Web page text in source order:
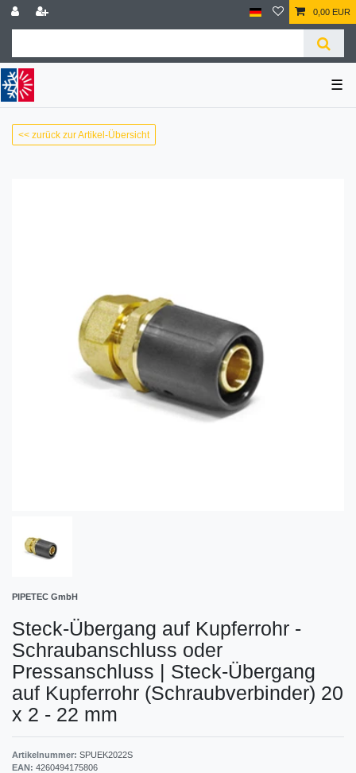
0,00 EUR
☰
<< zurück zur Artikel-Übersicht
PIPETEC GmbH
Steck-Übergang auf Kupferrohr -
Schraubanschluss oder
Pressanschluss | Steck-Übergang
auf Kupferrohr (Schraubverbinder) 20
x 2 - 22 mm
Artikelnummer: SPUEK2022S
EAN: 4260494175806